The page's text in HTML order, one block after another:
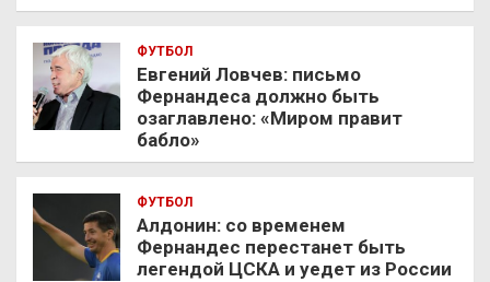
ФУТБОЛ
Евгений Ловчев: письмо
Фернандеса должно быть
озаглавлено: «Миром правит
бабло»
ФУТБОЛ
Алдонин: со временем
Фернандес перестанет быть
легендой ЦСКА и уедет из России